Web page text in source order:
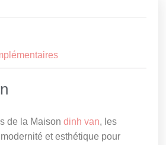
de la Maisondinh van, les
et esthétique pour